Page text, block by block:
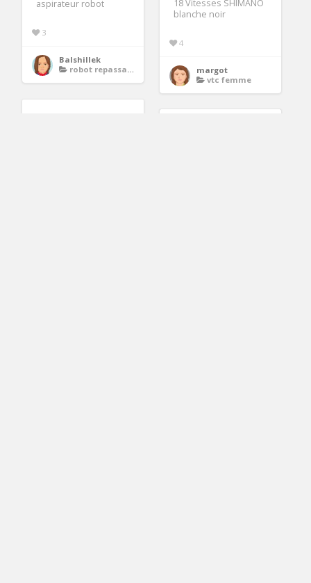
aspirateur robot
3
Balshillek
robot repassage
18 Vitesses SHIMANO
blanche noir
4
margot
vtc femme